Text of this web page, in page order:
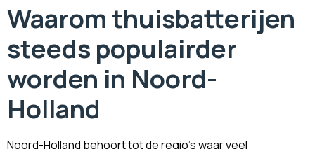
Waarom thuisbatterijen
steeds populairder
worden in Noord-
Holland
Noord-Holland behoort tot de regio’s waar veel